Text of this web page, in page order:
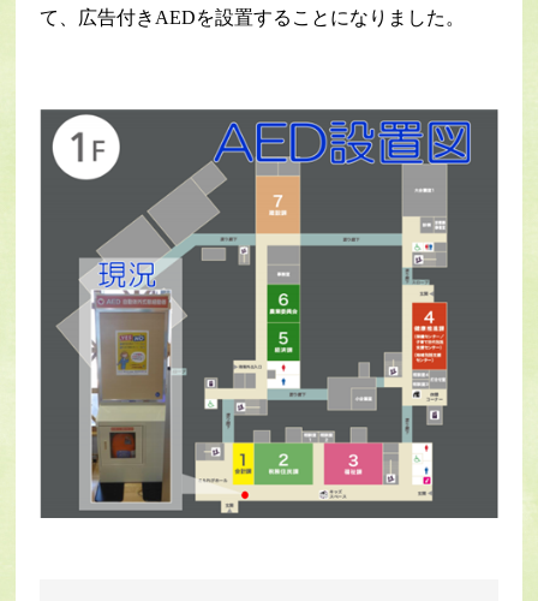
て、広告付きAEDを設置することになりました。